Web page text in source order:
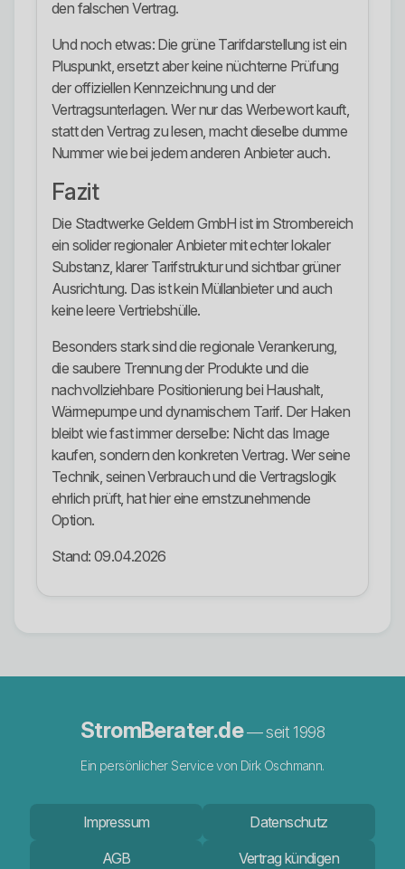
den falschen Vertrag.
Und noch etwas: Die grüne Tarifdarstellung ist ein
Pluspunkt, ersetzt aber keine nüchterne Prüfung
der offiziellen Kennzeichnung und der
Vertragsunterlagen. Wer nur das Werbewort kauft,
statt den Vertrag zu lesen, macht dieselbe dumme
Nummer wie bei jedem anderen Anbieter auch.
Fazit
Die Stadtwerke Geldern GmbH ist im Strombereich
ein solider regionaler Anbieter mit echter lokaler
Substanz, klarer Tarifstruktur und sichtbar grüner
Ausrichtung. Das ist kein Müllanbieter und auch
keine leere Vertriebshülle.
Besonders stark sind die regionale Verankerung,
die saubere Trennung der Produkte und die
nachvollziehbare Positionierung bei Haushalt,
Wärmepumpe und dynamischem Tarif. Der Haken
bleibt wie fast immer derselbe: Nicht das Image
kaufen, sondern den konkreten Vertrag. Wer seine
Technik, seinen Verbrauch und die Vertragslogik
ehrlich prüft, hat hier eine ernstzunehmende
Option.
Stand: 09.04.2026
StromBerater.de— seit 1998
Ein persönlicher Service von Dirk Oschmann.
Impressum
Datenschutz
AGB
Vertrag kündigen